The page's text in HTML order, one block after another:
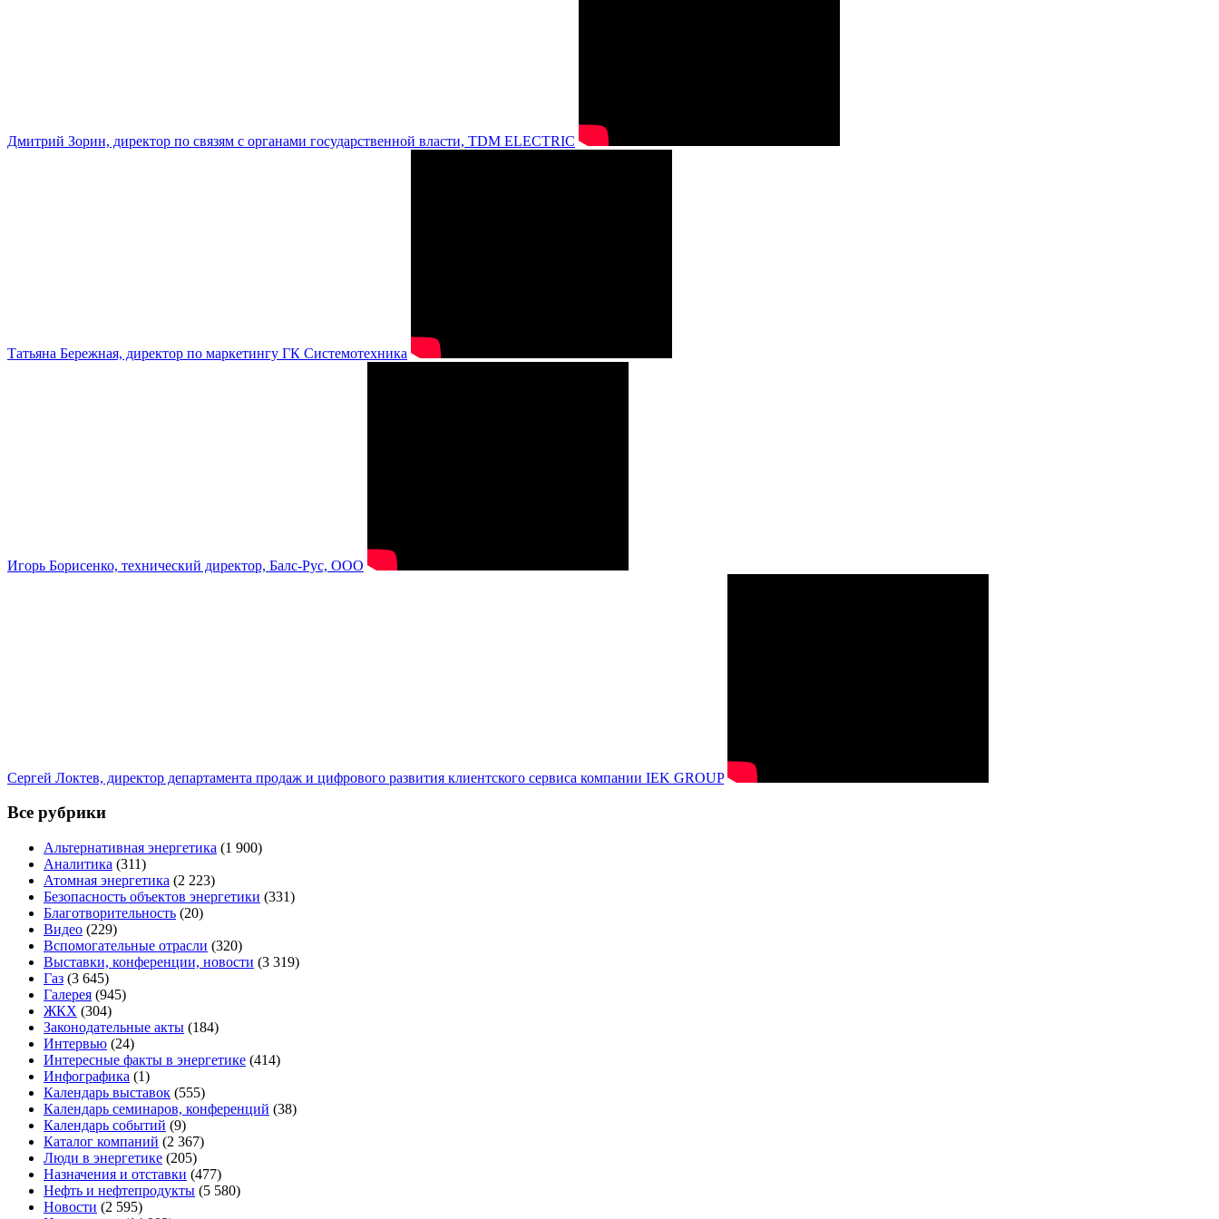
Дмитрий Зорин, директор по связям с органами государственной власти, TDM ELECTRIC
Татьяна Бережная, директор по маркетингу ГК Системотехника
Игорь Борисенко, технический директор, Балс-Рус, ООО
Сергей Локтев, директор департамента продаж и цифрового развития клиентского сервиса компании IEK GROUP
Все рубрики
Альтернативная энергетика (1 900)
Аналитика (311)
Атомная энергетика (2 223)
Безопасность объектов энергетики (331)
Благотворительность (20)
Видео (229)
Вспомогательные отрасли (320)
Выставки, конференции, новости (3 319)
Газ (3 645)
Галерея (945)
ЖКХ (304)
Законодательные акты (184)
Интервью (24)
Интересные факты в энергетике (414)
Инфографика (1)
Календарь выставок (555)
Календарь семинаров, конференций (38)
Календарь событий (9)
Каталог компаний (2 367)
Люди в энергетике (205)
Назначения и отставки (477)
Нефть и нефтепродукты (5 580)
Новости (2 595)